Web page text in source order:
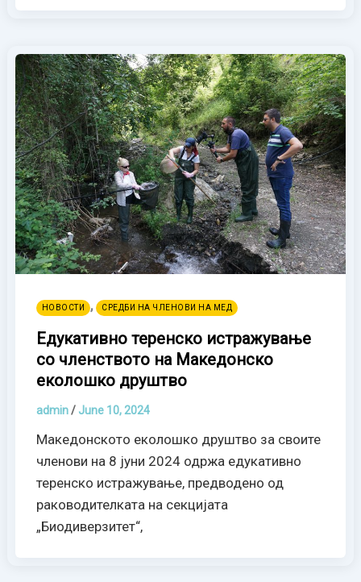
НОВОСТИ , СРЕДБИ НА ЧЛЕНОВИ НА МЕД
Едукативно теренско истражување
со членството на Македонско
еколошко друштво
admin/ June 10, 2024
Македонското еколошко друштво за своите
членови на 8 јуни 2024 одржа едукативно
теренско истражување, предводено од
раководителката на секцијата
„Биодиверзитет“,